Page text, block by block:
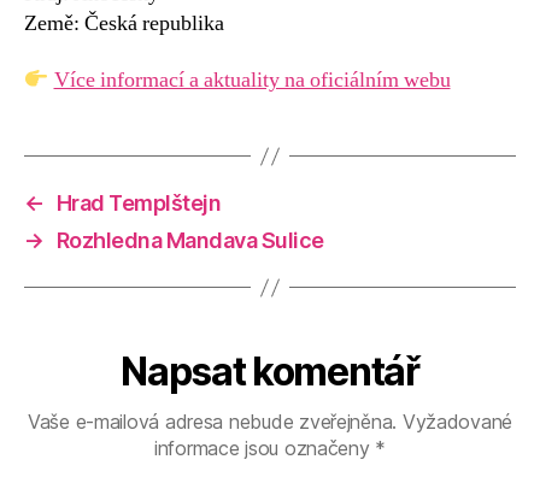
Země: Česká republika
Více informací a aktuality na oficiálním webu
←
Hrad Templštejn
→
Rozhledna Mandava Sulice
Napsat komentář
Vaše e-mailová adresa nebude zveřejněna. Vyžadované
informace jsou označeny *